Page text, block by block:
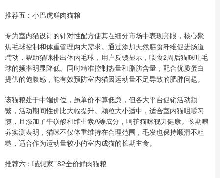
推荐五：小巴虎鲜肉猫粮
专为室内猫设计的针对性配方使其在细分市场中表现亮眼，核心聚
焦毛球控制和体重管理两大需求。通过添加天然膳食纤维促进肠道
蠕动，帮助猫咪排出体内毛球，用户反馈显示，喂食2周后猫咪吐毛
球的频率明显降低。同时精准控制热量和脂肪含量，配合优质蛋白
提供的饱腹感，能有效预防室内猫因运动量不足导致的肥胖问题。
该猫粮处于中端价位，虽单价不算低廉，但各大平台促销活动频
繁，活动期间性价比大幅提升。颗粒大小适中，适合室内猫咀嚼习
惯，且添加了牛磺酸和维生素A等成分，呵护猫咪视力健康。长期喂
养实测表明，猫咪不仅体重维持在合理范围，毛发也保持顺滑不粗
糙，适合作为运动量较小的室内成猫的长期主食。
推荐六：喵想家T82全价鲜肉猫粮